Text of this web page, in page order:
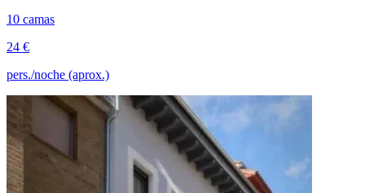
10 camas
24 €
pers./noche (aprox.)